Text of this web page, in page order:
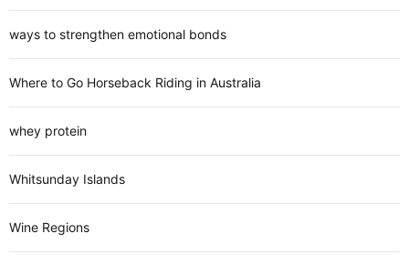
ways to strengthen emotional bonds
Where to Go Horseback Riding in Australia
whey protein
Whitsunday Islands
Wine Regions